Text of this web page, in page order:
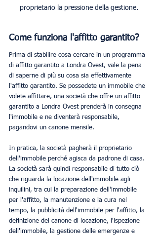
proprietario la pressione della gestione.
Come funziona l'affitto garantito?
Prima di stabilire cosa cercare in un programma
di affitto garantito a Londra Ovest, vale la pena
di saperne di più su cosa sia effettivamente
l'affitto garantito. Se possedete un immobile che
volete affittare, una società che offre un affitto
garantito a Londra Ovest prenderà in consegna
l'immobile e ne diventerà responsabile,
pagandovi un canone mensile.
In pratica, la società pagherà il proprietario
dell'immobile perché agisca da padrone di casa.
La società sarà quindi responsabile di tutto ciò
che riguarda la locazione dell'immobile agli
inquilini, tra cui la preparazione dell'immobile
per l'affitto, la manutenzione e la cura nel
tempo, la pubblicità dell'immobile per l'affitto, la
definizione del canone di locazione, l'ispezione
dell'immobile, la gestione delle emergenze e